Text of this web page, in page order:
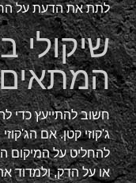
לתת את הדעת על
שיקולי
חשוב להתייעץ כדי
ג'קוזי קטן. אם
להחליט על המיקום
או על הדק, ולמדוד